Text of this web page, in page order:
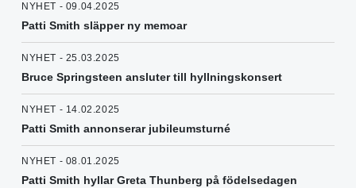
NYHET - 09.04.2025
Patti Smith släpper ny memoar
NYHET - 25.03.2025
Bruce Springsteen ansluter till hyllningskonsert
NYHET - 14.02.2025
Patti Smith annonserar jubileumsturné
NYHET - 08.01.2025
Patti Smith hyllar Greta Thunberg på födelsedagen